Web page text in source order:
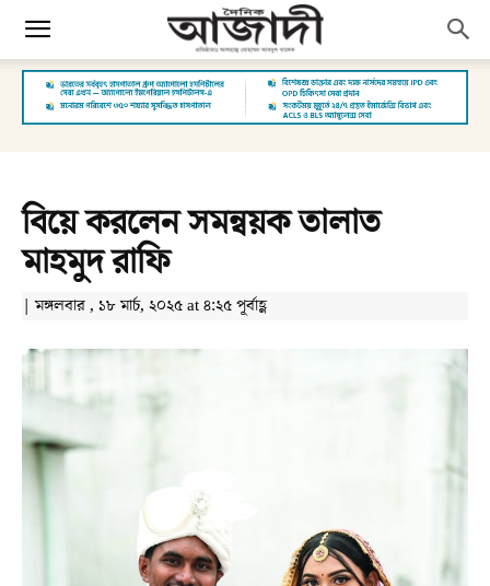
বিয়ে করলেন সমন্বয়ক তালাত
মাহমুদ রাফি
| মঙ্গলবার , ১৮ মার্চ, ২০২৫ at ৪:২৫ পূর্বাহ্ণ